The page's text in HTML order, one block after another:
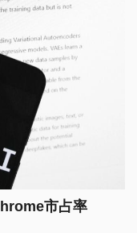
市占率